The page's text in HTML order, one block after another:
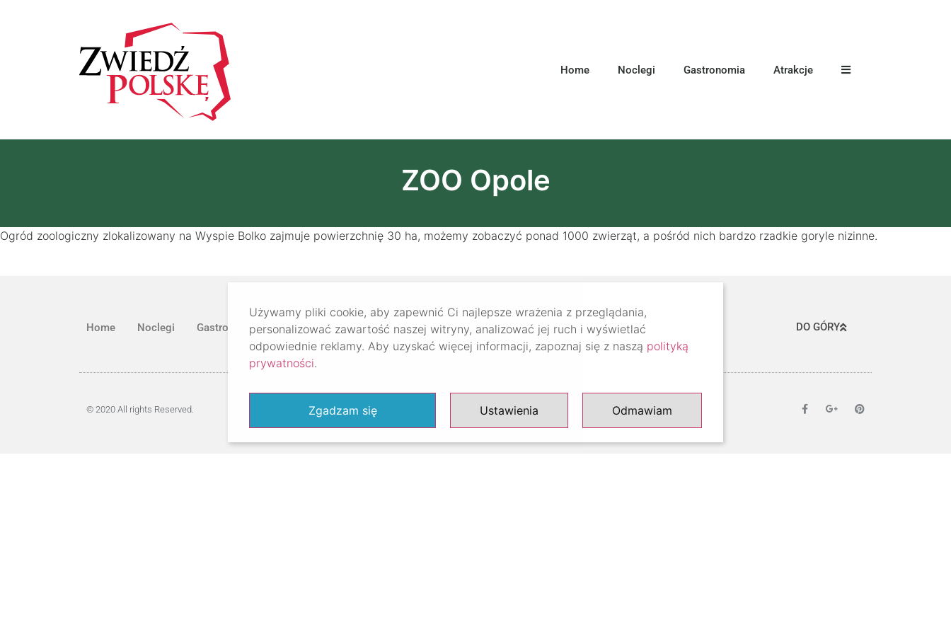
Home Noclegi Gastronomia Atrakcje
ZOO Opole
Ogród zoologiczny zlokalizowany na Wyspie Bolko zajmuje powierzchnię 30 ha, możemy zobaczyć ponad 1000 zwierząt, a pośród nich bardzo rzadkie goryle nizinne.
Home Noclegi Gastronomia Atrakcje DO GÓRY
© 2020 All rights Reserved.
Używamy pliki cookie, aby zapewnić Ci najlepsze wrażenia z przeglądania,
personalizować zawartość naszej witryny, analizować jej ruch i wyświetlać
odpowiednie reklamy. Aby uzyskać więcej informacji, zapoznaj się z naszą polityką
prywatności.
Zgadzam się Ustawienia Odmawiam